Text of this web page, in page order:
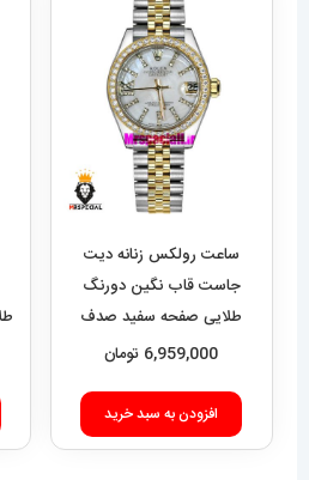
ساعت رولکس زنانه دیت
جاست قاب نگین دورنگ
طلایی صفحه سفید صدف
021624 ROLEX6,959,000 تومان
افزودن به سبد خرید